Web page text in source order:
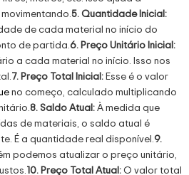
5. Quantidade Inicial:
de cada material no início do
de partida.6. Preço Unitário Inicial:
a cada material no início. Isso nos
7. Preço Total Inicial:Esse é o valor
no começo, calculado multiplicando
8. Saldo Atual:À medida que
de materiais, o saldo atual é
É a quantidade real disponível.9.
podemos atualizar o preço unitário,
10. Preço Total Atual:O valor total